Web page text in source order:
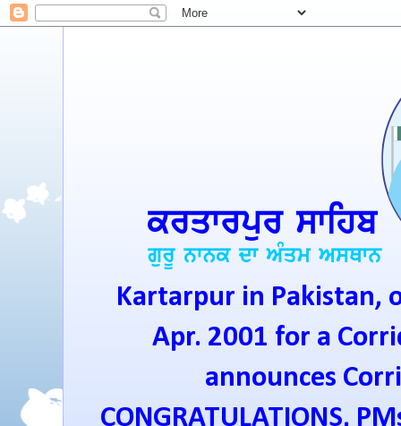
Kartarpur in Pakistan,
Apr. 2001 for a
announces
CONGRATULATIONS,